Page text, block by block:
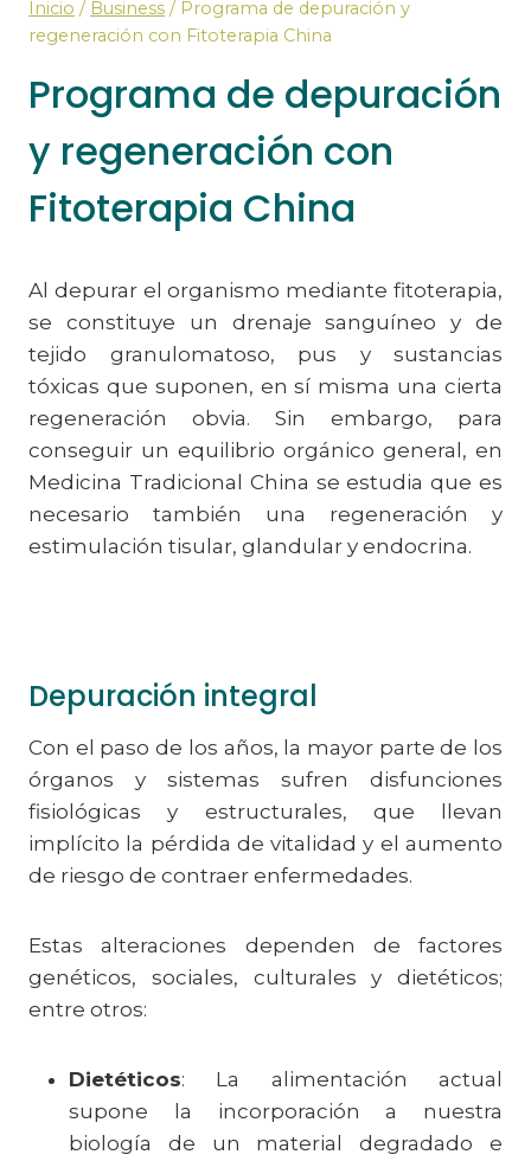
Inicio / Business / Programa de depuración y
regeneración con Fitoterapia China
Programa de depuración
y regeneración con
Fitoterapia China
Al depurar el organismo mediante fitoterapia,
se constituye un drenaje sanguíneo y de
tejido granulomatoso, pus y sustancias
tóxicas que suponen, en sí misma una cierta
regeneración obvia. Sin embargo, para
conseguir un equilibrio orgánico general, en
Medicina Tradicional China se estudia que es
necesario también una regeneración y
estimulación tisular, glandular y endocrina.
Depuración integral
Con el paso de los años, la mayor parte de los
órganos y sistemas sufren disfunciones
fisiológicas y estructurales, que llevan
implícito la pérdida de vitalidad y el aumento
de riesgo de contraer enfermedades.
Estas alteraciones dependen de factores
genéticos, sociales, culturales y dietéticos;
entre otros:
Dietéticos: La alimentación actual
supone la incorporación a nuestra
biología de un material degradado e